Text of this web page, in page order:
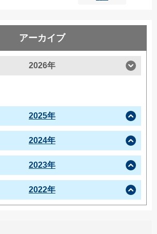
アーカイブ
2026年
2025年
2024年
2023年
2022年